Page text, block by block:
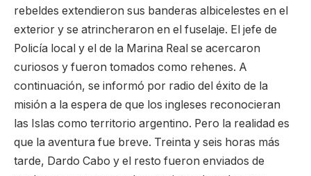
rebeldes extendieron sus banderas albicelestes en el
exterior y se atrincheraron en el fuselaje. El jefe de
Policía local y el de la Marina Real se acercaron
curiosos y fueron tomados como rehenes. A
continuación, se informó por radio del éxito de la
misión a la espera de que los ingleses reconocieran
las Islas como territorio argentino. Pero la realidad es
que la aventura fue breve. Treinta y seis horas más
tarde, Dardo Cabo y el resto fueron enviados de